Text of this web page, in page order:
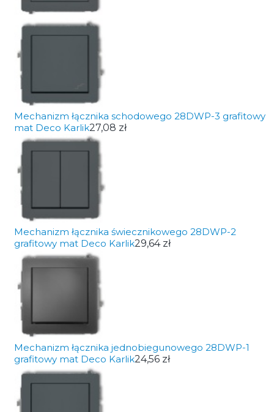
Mechanizm łącznika schodowego 28DWP-3 grafitowy
mat Deco Karlik27,08 zł
Mechanizm łącznika świecznikowego 28DWP-2
grafitowy mat Deco Karlik29,64 zł
Mechanizm łącznika jednobiegunowego 28DWP-1
grafitowy mat Deco Karlik24,56 zł